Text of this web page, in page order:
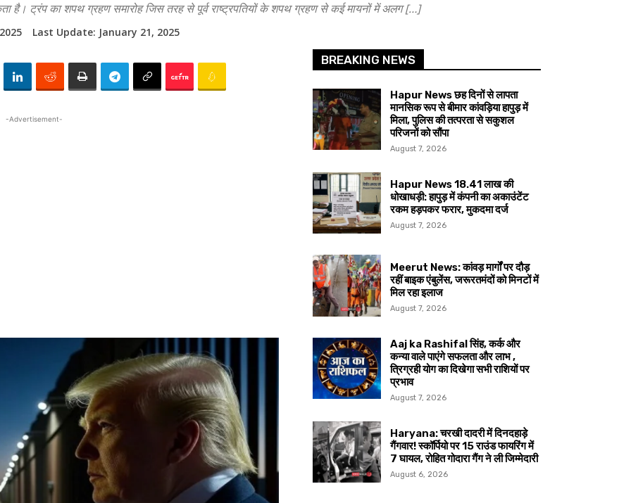
है। ट्रंप का शपथ ग्रहण समारोह जिस तरह से पूर्व राष्‍ट्रपतियों के शपथ ग्रहण से कई मायनों में अलग […]
Last Update: January 21, 2025
-Advertisement-
BREAKING NEWS
Hapur News छह दिनों से लापता
मानसिक रूप से बीमार कांवड़िया हापुड़ में
मिला, पुलिस की तत्परता से सकुशल
परिजनों को सौंपा
August 7, 2026
Hapur News 18.41 लाख की
धोखाधड़ी: हापुड़ में कंपनी का अकाउंटेंट
रकम हड़पकर फरार, मुकदमा दर्ज
August 7, 2026
Meerut News: कांवड़ मार्गों पर दौड़
रहीं बाइक एंबुलेंस, जरूरतमंदों को मिनटों में
मिल रहा इलाज
August 7, 2026
Aaj ka Rashifal सिंह, कर्क और
कन्या वाले पाएंगे सफलता और लाभ ,
त्रिग्रही योग का दिखेगा सभी राशियों पर
प्रभाव
August 7, 2026
Haryana: चरखी दादरी में दिनदहाड़े
गैंगवार! स्कॉर्पियो पर 15 राउंड फायरिंग में
7 घायल, रोहित गोदारा गैंग ने ली जिम्मेदारी
August 6, 2026